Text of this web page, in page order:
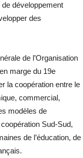
développement
des
de l’Organisation
marge du 19e
la coopération entre le
commercial,
modèles de
Sud-Sud,
de l’éducation, de